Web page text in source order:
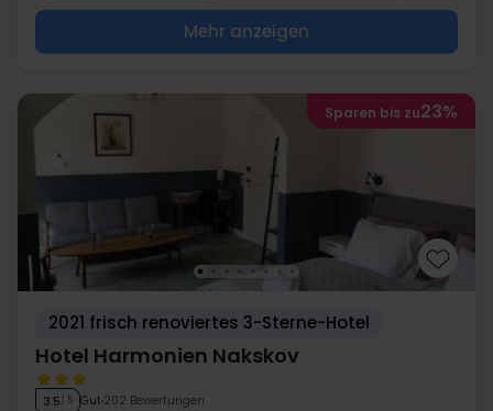
Mehr anzeigen
Sparen bis zu23%
2021 frisch renoviertes 3-Sterne-Hotel
Hotel Harmonien Nakskov
3.5/ 5 Gut 202 Bewertungen